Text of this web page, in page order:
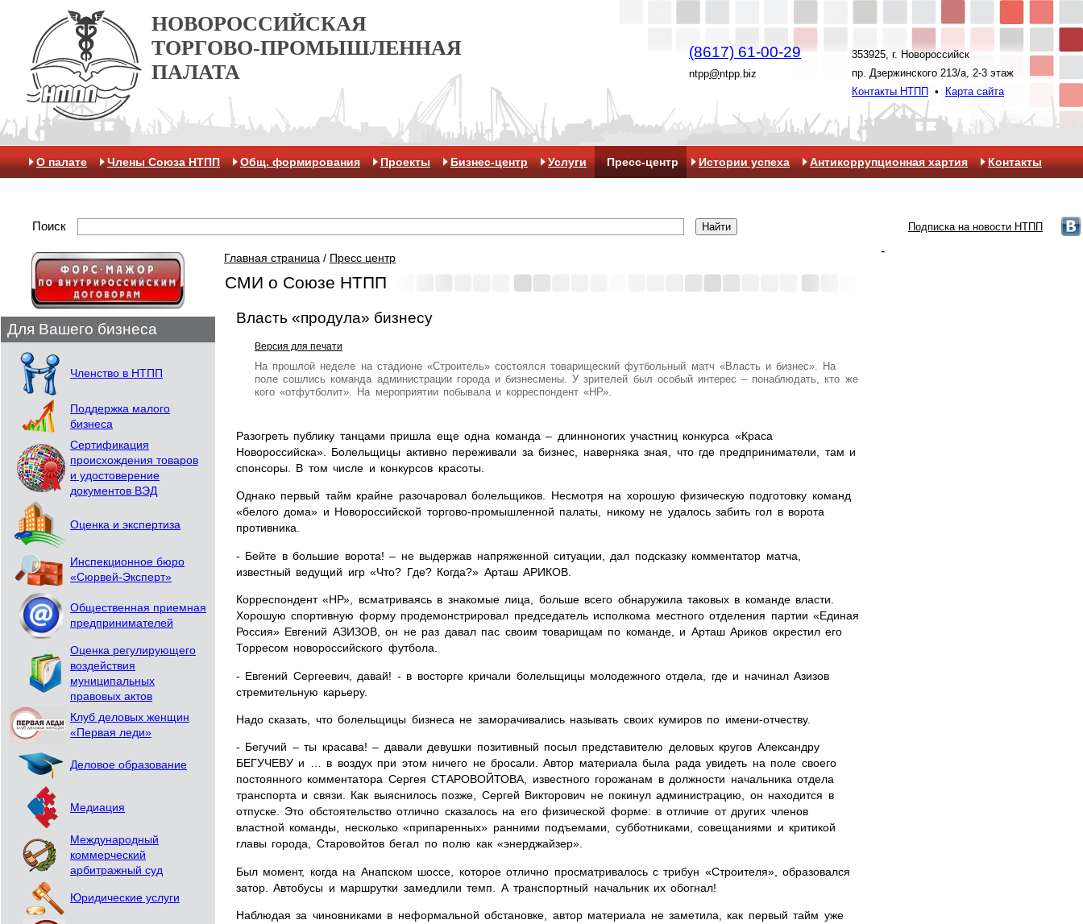
НОВОРОССИЙСКАЯ
ТОРГОВО-ПРОМЫШЛЕННАЯ
ПАЛАТА
(8617) 61-00-29
ntpp@ntpp.biz
353925, г. Новороссийск
пр. Дзержинского 213/а, 2-3 этаж
Контакты НТПП
• Карта сайта
О палате Члены Союза НТПП Общ. формирования Проекты Бизнес-центр Услуги Пресс-центр Истории успеха Антикоррупционная хартия Контакты
Поиск Подписка на новости НТПП
Для Вашего бизнеса
Членство в НТПП
Поддержка малого
бизнеса
Сертификация
происхождения товаров
и удостоверение
документов ВЭД
Оценка и экспертиза
Инспекционное бюро
«Сюрвей-Эксперт»
Общественная приемная
предпринимателей
Оценка регулирующего
воздействия
муниципальных
правовых актов
Клуб деловых женщин
«Первая леди»
Деловое образование
Медиация
Международный
коммерческий
арбитражный суд
Юридические услуги
Главная страница / Пресс центр
СМИ о Союзе НТПП
Власть «продула» бизнесу
Версия для печати
На прошлой неделе на стадионе «Строитель» состоялся товарищеский футбольный матч «Власть и бизнес». На
поле сошлись команда администрации города и бизнесмены. У зрителей был особый интерес – понаблюдать, кто же
кого «отфутболит». На мероприятии побывала и корреспондент «НР».
Разогреть публику танцами пришла еще одна команда – длинноногих участниц конкурса «Краса
Новороссийска». Болельщицы активно переживали за бизнес, наверняка зная, что где предприниматели, там и
спонсоры. В том числе и конкурсов красоты.
Однако первый тайм крайне разочаровал болельщиков. Несмотря на хорошую физическую подготовку команд
«белого дома» и Новороссийской торгово-промышленной палаты, никому не удалось забить гол в ворота
противника.
- Бейте в большие ворота! – не выдержав напряженной ситуации, дал подсказку комментатор матча,
известный ведущий игр «Что? Где? Когда?» Арташ АРИКОВ.
Корреспондент «НР», всматриваясь в знакомые лица, больше всего обнаружила таковых в команде власти.
Хорошую спортивную форму продемонстрировал председатель исполкома местного отделения партии «Единая
Россия» Евгений АЗИЗОВ, он не раз давал пас своим товарищам по команде, и Арташ Ариков окрестил его
Торресом новороссийского футбола.
- Евгений Сергеевич, давай! - в восторге кричали болельщицы молодежного отдела, где и начинал Азизов
стремительную карьеру.
Надо сказать, что болельщицы бизнеса не заморачивались называть своих кумиров по имени-отчеству.
- Бегучий – ты красава! – давали девушки позитивный посыл представителю деловых кругов Александру
БЕГУЧЕВУ и … в воздух при этом ничего не бросали. Автор материала была рада увидеть на поле своего
постоянного комментатора Сергея СТАРОВОЙТОВА, известного горожанам в должности начальника отдела
транспорта и связи. Как выяснилось позже, Сергей Викторович не покинул администрацию, он находится в
отпуске. Это обстоятельство отлично сказалось на его физической форме: в отличие от других членов
властной команды, несколько «припаренных» ранними подъемами, субботниками, совещаниями и критикой
главы города, Старовойтов бегал по полю как «энерджайзер».
Был момент, когда на Анапском шоссе, которое отлично просматривалось с трибун «Строителя», образовался
затор. Автобусы и маршрутки замедлили темп. А транспортный начальник их обогнал!
Наблюдая за чиновниками в неформальной обстановке, автор материала не заметила, как первый тайм уже
-